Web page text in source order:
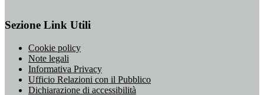
Sezione Link Utili
Cookie policy
Note legali
Informativa Privacy
Ufficio Relazioni con il Pubblico
Dichiarazione di accessibilità